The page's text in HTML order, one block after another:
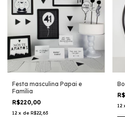
Festa masculina Papai e
Família
R$220,00
12 x de R$22,63
12